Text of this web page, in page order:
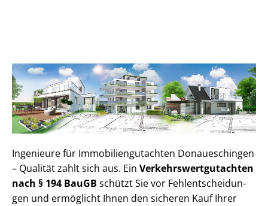
Ingenieure für Im­mo­bi­li­en­gut­ach­ten Donaueschingen
– Qualität zahlt sich aus. Ein Ver­kehrs­wert­gut­ach­ten
nach § 194 BauGB schützt Sie vor Fehl­ent­schei­dun­
gen und ermöglicht Ihnen den sicheren Kauf Ihrer